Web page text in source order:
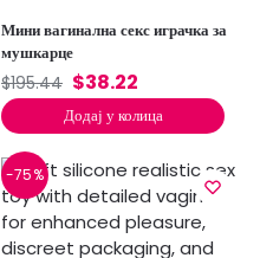
Мини вагинална секс играчка за
мушкарце
$195.44 $38.22
Додај у колица
-75%